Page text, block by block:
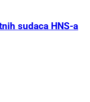
sudaca HNS-a